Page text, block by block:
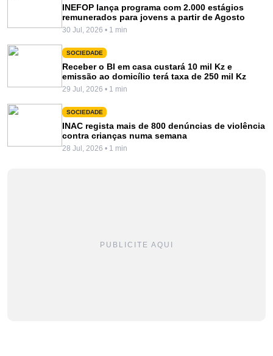
INEFOP lança programa com 2.000 estágios
remunerados para jovens a partir de Agosto
30 Jul, 2026 • 1 min
SOCIEDADE
Receber o BI em casa custará 10 mil Kz e
emissão ao domicílio terá taxa de 250 mil Kz
29 Jul, 2026 • 1 min
SOCIEDADE
INAC regista mais de 800 denúncias de violência
contra crianças numa semana
28 Jul, 2026 • 1 min
PUBLICITE AQUI